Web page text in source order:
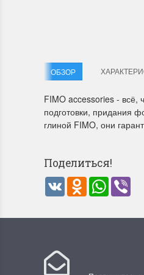
!! СКИДКА 20% ‼️ с 1 до 3 июня в
первого летнего дня Чудетство...
ПОДРОБНЕЕ
Анастасия Туманова
Dimensions
ОБЗОР
FIMO accessories - всё,
подготовки, придания
глиной FIMO, они
Поделиться!
VK Odnoklassniki
WhatsApp